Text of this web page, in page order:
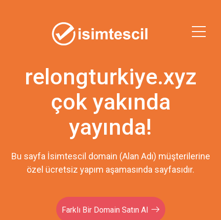
relongturkiye.xyz
çok yakında
yayında!
Bu sayfa İsimtescil domain (Alan Adı) müşterilerine
özel ücretsiz yapım aşamasında sayfasıdır.
Farklı Bir Domain Satın Al